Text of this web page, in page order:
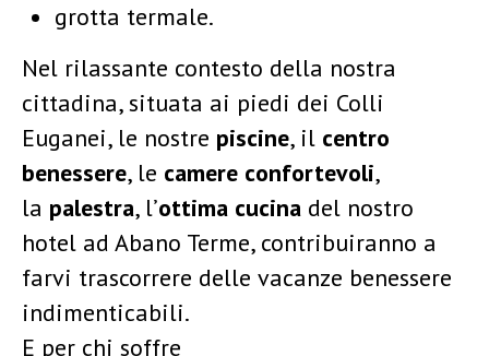
grotta termale.
Nel rilassante contesto della nostra
cittadina, situata ai piedi dei Colli
Euganei, le nostre piscine, il centro
benessere, le camere confortevoli,
la palestra, l’ottima cucina del nostro
hotel ad Abano Terme, contribuiranno a
farvi trascorrere delle vacanze benessere
indimenticabili.
E per chi soffre